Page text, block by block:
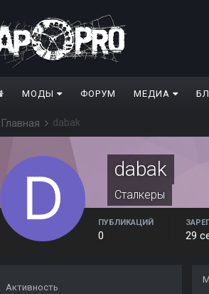
МОДЫ ФОРУМ МЕДИА
Главная dabak
dabak
Сталкеры
ПУБЛИКАЦИЙ
0 29
Активность